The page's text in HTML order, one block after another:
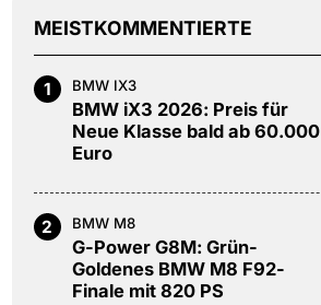
MEISTKOMMENTIERTE
1 BMW IX3
BMW iX3 2026: Preis für
Neue Klasse bald ab 60.000
Euro
2 BMW M8
G-Power G8M: Grün-
Goldenes BMW M8 F92-
Finale mit 820 PS